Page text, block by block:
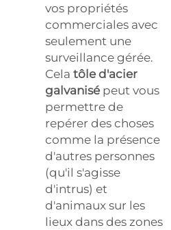
vos propriétés
commerciales avec
seulement une
surveillance gérée.
Cela tôle d'acier
galvanisé peut vous
permettre de
repérer des choses
comme la présence
d'autres personnes
(qu'il s'agisse
d'intrus) et
d'animaux sur les
lieux dans des zones